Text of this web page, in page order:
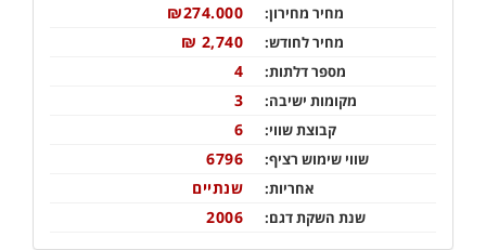
מחיר מחירון: ₪274.000
מחיר לחודש: 2,740 ₪
מספר דלתות: 4
מקומות ישיבה: 3
קבוצת שווי: 6
שווי שימוש רציף: 6796
אחריות: שנתיים
שנת השקת דגם: 2006